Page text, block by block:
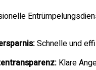
Schnelle und
Klare